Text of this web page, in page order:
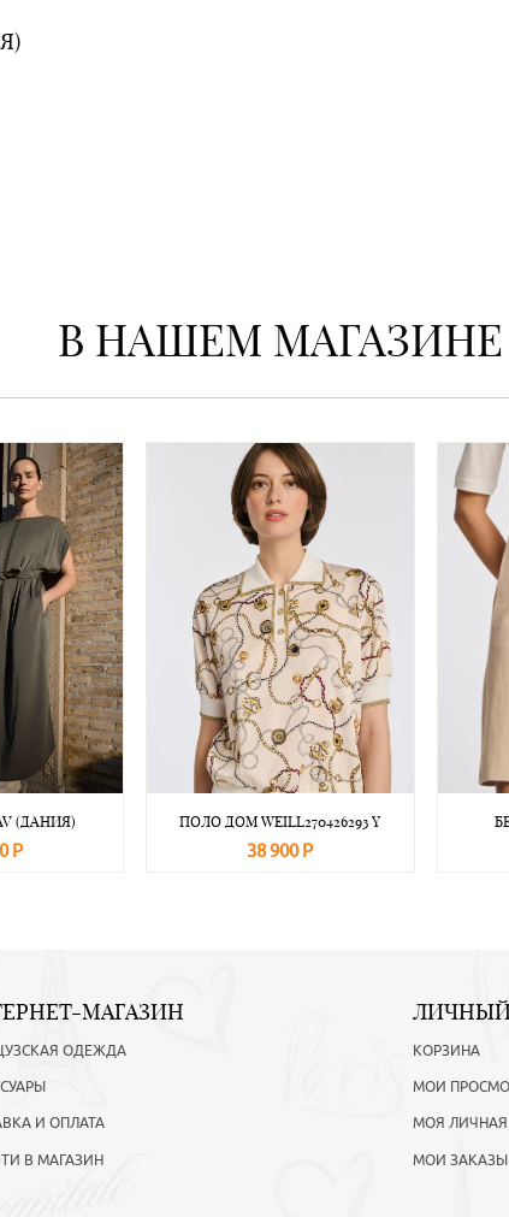
В НАШЕМ МАГАЗИНЕ
(ДАНИЯ)
Р
ПОЛО ДОМ WEILL270426293 Y
38 900 Р
МАГАЗИН
ОДЕЖДА
И ОПЛАТА
В МАГАЗИН
КОРЗИНА
МОИ
МОЯ
МОИ ЗАКАЗЫ